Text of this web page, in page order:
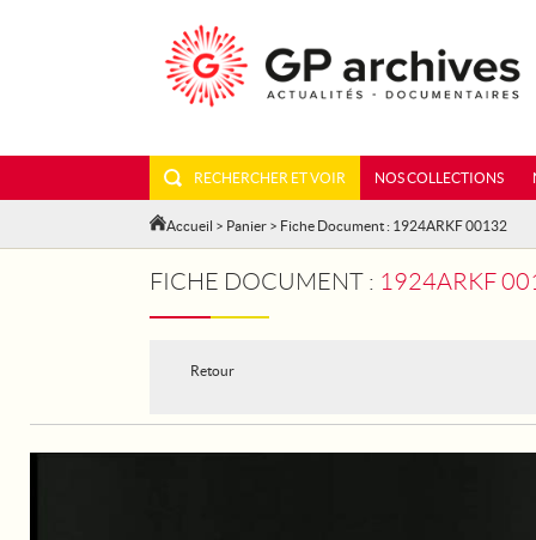
RECHERCHER ET VOIR NOS COLLECTIONS
Accueil > Panier > Fiche Document : 1924ARKF 00132
FICHE DOCUMENT : 1924ARKF
Retour